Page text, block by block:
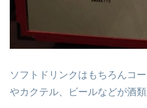
ソフトドリンクはもちろんコ
やカクテル、ビールなどが酒